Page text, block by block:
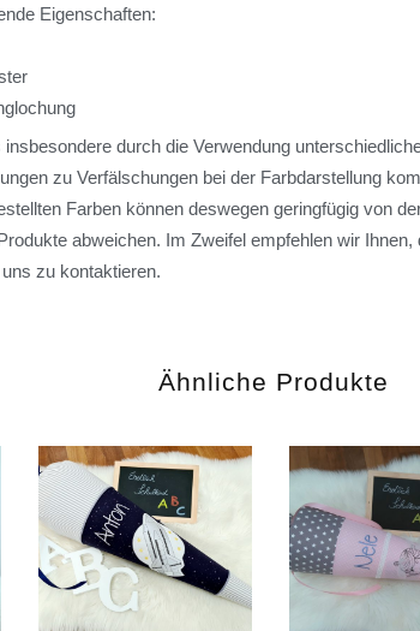
Eigenschaften:
durch die Verwendung
zu Verfälschungen bei der Farbdarstellung
Farben können deswegen geringfügig von
abweichen. Im Zweifel empfehlen wir
zu kontaktieren.
Ähnliche Produkte